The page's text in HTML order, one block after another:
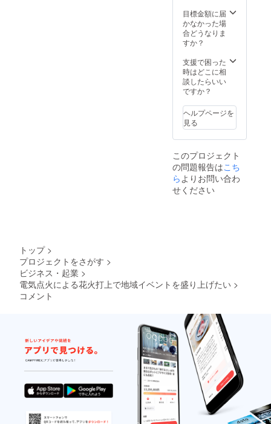
合はそ
の時に
お知ら
目標金額に届
かなかった場
合どうなりま
すか？
支援で困った
時はどこに相
談したらいい
ですか？
ヘルプページを
見る
このプロジェクト
の問題報告はこち
らよりお問い合わ
せください
トップ >
プロジェクトをさがす >
ビジネス・起業 >
電気点火による花火打上で地域イベントを盛り上げたい >
コメント